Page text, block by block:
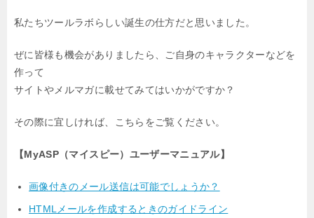
私たちツールラボらしい誕生の仕方だと思いました。
ぜに皆様も機会がありましたら、ご自身のキャラクターなどを
作って
サイトやメルマガに載せてみてはいかがですか？
その際に宜しければ、こちらをご覧ください。
【MyASP（マイスピー）ユーザーマニュアル】
画像付きのメール送信は可能でしょうか？
HTMLメールを作成するときのガイドライン